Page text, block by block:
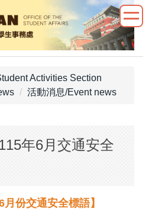
Activities Section
活動消息/Event news
年6月交通安全
月份交通安全標語】